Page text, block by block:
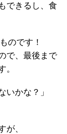
できるし、食
のです！
で、最後まで
。
いかな？」
が、